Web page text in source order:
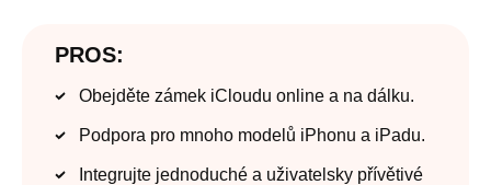
PROS:
Obejděte zámek iCloudu online a na dálku.
Podpora pro mnoho modelů iPhonu a iPadu.
Integrujte jednoduché a uživatelsky přívětivé